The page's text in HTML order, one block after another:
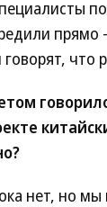
прямо
что
нет, но мы